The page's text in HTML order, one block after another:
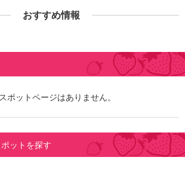
おすすめ情報
ポットページはありません。
ットを探す